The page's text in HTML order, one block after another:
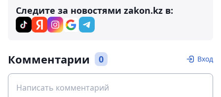
Следите за новостями zakon.kz в:
Комментарии 0 Вход